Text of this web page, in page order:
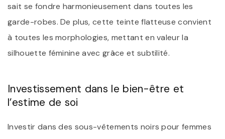
sait se fondre harmonieusement dans toutes les
garde-robes. De plus, cette teinte flatteuse convient
à toutes les morphologies, mettant en valeur la
silhouette féminine avec grâce et subtilité.
Investissement dans le bien-être et
l’estime de soi
Investir dans des sous-vêtements noirs pour femmes